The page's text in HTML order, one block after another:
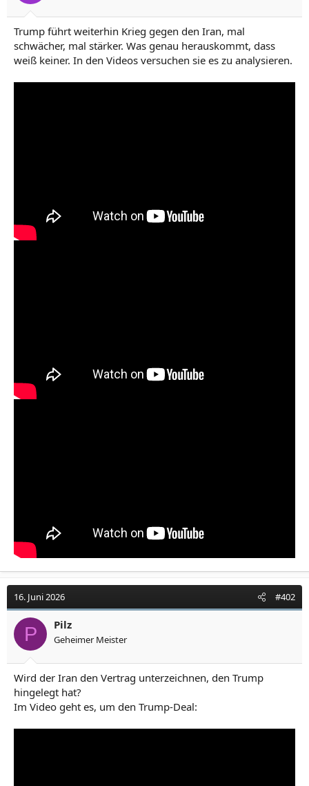
Trump führt weiterhin Krieg gegen den Iran, mal
schwächer, mal stärker. Was genau herauskommt, dass
weiß keiner. In den Videos versuchen sie es zu analysieren.
16. Juni 2026 #402
P Pilz
Geheimer Meister
Wird der Iran den Vertrag unterzeichnen, den Trump
hingelegt hat?
Im Video geht es, um den Trump-Deal: